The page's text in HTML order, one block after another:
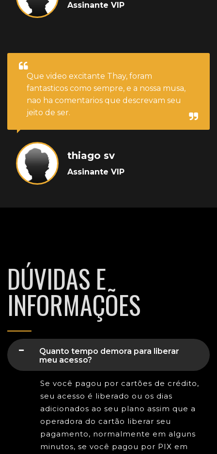
Assinante VIP
Que video excitante Thay, foram
fantasticos como sempre, e a nossa musa,
nao ha comentarios que descrevam seu
jeito de ser.
thiago sv
Assinante VIP
DÚVIDAS E
INFORMAÇÕES
Quanto tempo demora para liberar
meu acesso?
Se você pagou por cartões de crédito,
seu acesso é liberado ou os dias
adicionados ao seu plano assim que a
operadora do cartão liberar seu
pagamento, normalmente em alguns
minutos, se você pagou por PIX em